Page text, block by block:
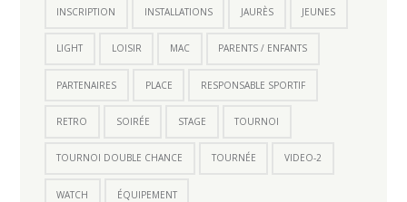
INSCRIPTION INSTALLATIONS JAURÈS JEUNES
LIGHT LOISIR MAC PARENTS / ENFANTS
PARTENAIRES PLACE RESPONSABLE SPORTIF
RETRO SOIRÉE STAGE TOURNOI
TOURNOI DOUBLE CHANCE TOURNÉE VIDEO-2
WATCH ÉQUIPEMENT